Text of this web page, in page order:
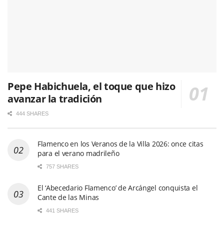
Pepe Habichuela, el toque que hizo
avanzar la tradición
444 SHARES
Flamenco en los Veranos de la Villa 2026: once citas
para el verano madrileño
757 SHARES
El ‘Abecedario Flamenco’ de Arcángel conquista el
Cante de las Minas
441 SHARES